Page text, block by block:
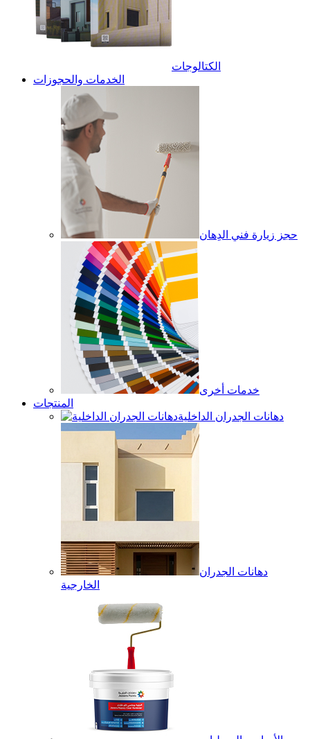
الكتالوجات
الخدمات والحجوزات
حجز زيارة فني الدِهان
خدمات أخرى
المنتجات
دهانات الجدران الداخلية
دهانات الجدران
الخارجية